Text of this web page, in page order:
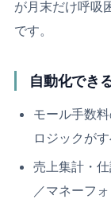
が月末だけ呼吸
です。
自動化でき
モール手数
ロジックがす
売上集計・
／マネーフ